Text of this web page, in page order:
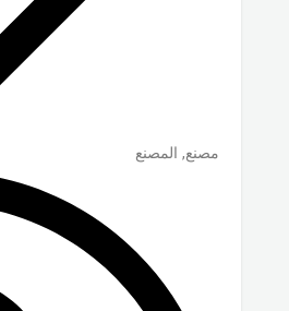
مصنع, المصنع